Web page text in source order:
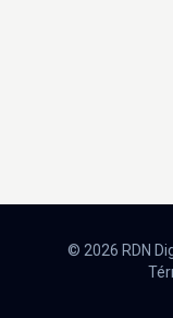
© 2026 RDN